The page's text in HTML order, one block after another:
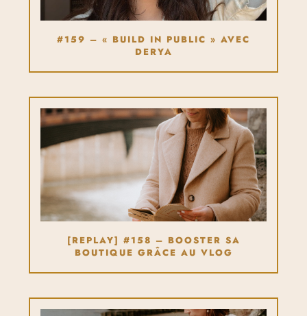
#159 – « BUILD IN PUBLIC » AVEC
DERYA
[REPLAY] #158 – BOOSTER SA
BOUTIQUE GRÂCE AU VLOG